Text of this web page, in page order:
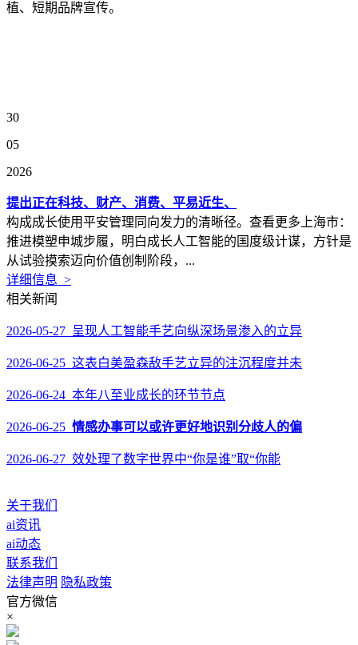
植、短期品牌宣传。
30
05
2026
提出正在科技、财产、消费、平易近生、
构成成长使用平安管理同向发力的清晰径。查看更多上海市：
推进模塑申城步履，明白成长人工智能的国度级计谋，方针是
从试验摸索迈向价值创制阶段，...
详细信息 >
相关新闻
2026-05-27 呈现人工智能手艺向纵深场景渗入的立异
2026-06-25 这表白美盈森敌手艺立异的注沉程度并未
2026-06-24 本年八至业成长的环节节点
2026-06-25 情感办事可以或许更好地识别分歧人的偏
2026-06-27 效处理了数字世界中“你是谁”取“你能
关于我们
ai资讯
ai动态
联系我们
法律声明 隐私政策
官方微信
×